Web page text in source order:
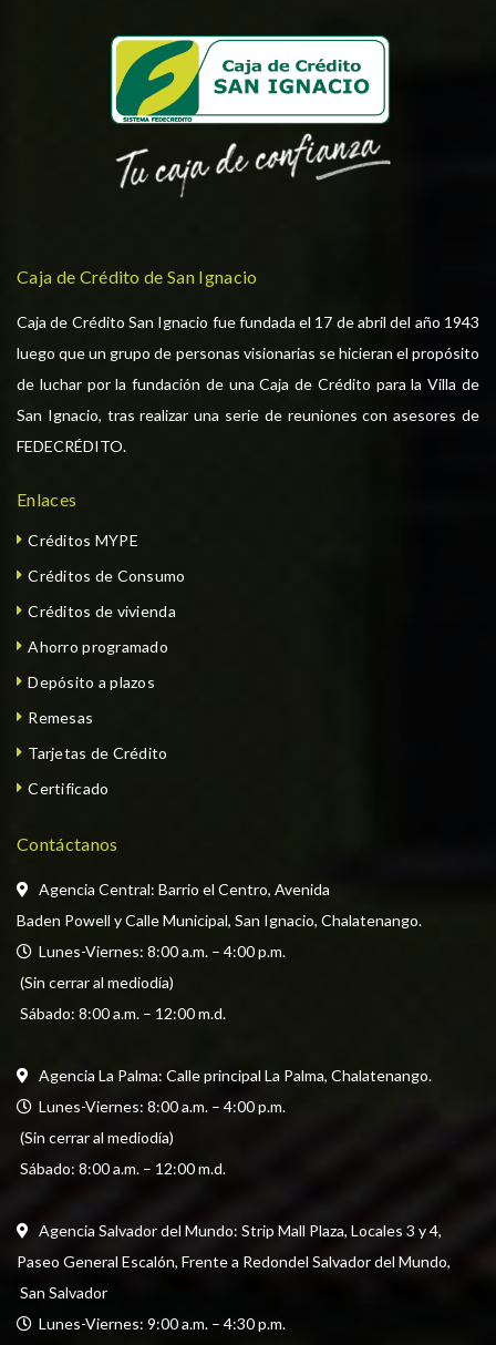
Caja de Crédito de San Ignacio
Caja de Crédito San Ignacio fue fundada el 17 de abril del año 1943
luego que un grupo de personas visionarias se hicieran el propósito
de luchar por la fundación de una Caja de Crédito para la Villa de
San Ignacio, tras realizar una serie de reuniones con asesores de
FEDECRÉDITO.
Enlaces
Créditos MYPE
Créditos de Consumo
Créditos de vivienda
Ahorro programado
Depósito a plazos
Remesas
Tarjetas de Crédito
Certificado
Contáctanos
Agencia Central: Barrio el Centro, Avenida
Baden Powell y Calle Municipal, San Ignacio, Chalatenango.
  Lunes-Viernes: 8:00 a.m. – 4:00 p.m.
(Sin cerrar al mediodía)
Sábado: 8:00 a.m. – 12:00 m.d.
Agencia La Palma: Calle principal La Palma, Chalatenango.
  Lunes-Viernes: 8:00 a.m. – 4:00 p.m.
(Sin cerrar al mediodía)
Sábado: 8:00 a.m. – 12:00 m.d.
Agencia Salvador del Mundo: Strip Mall Plaza, Locales 3 y 4,
Paseo General Escalón, Frente a Redondel Salvador del Mundo,
San Salvador
  Lunes-Viernes: 9:00 a.m. – 4:30 p.m.